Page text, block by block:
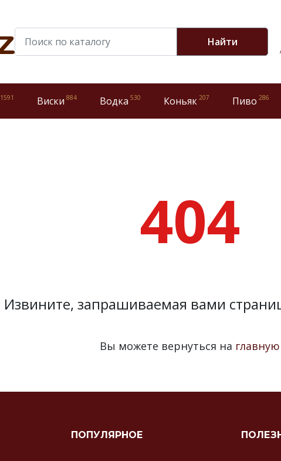
Найти
1591 Виски 884 Водка 530 Коньяк 207 Пиво 286
404
Извините, запрашиваемая вами
Вы можете вернуться на главную
ПОПУЛЯРНОЕ